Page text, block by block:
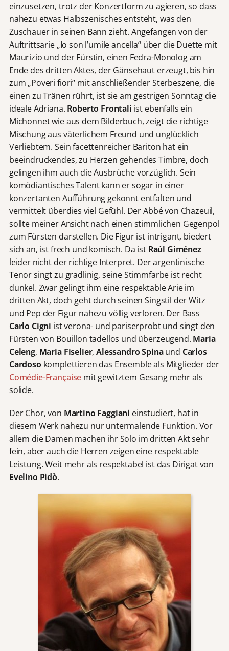
einzusetzen, trotz der Konzertform zu agieren, so dass
nahezu etwas Halbszenisches entsteht, was den
Zuschauer in seinen Bann zieht. Angefangen von der
Auftrittsarie „Io son l’umile ancella“ über die Duette mit
Maurizio und der Fürstin, einen Fedra-Monolog am
Ende des dritten Aktes, der Gänsehaut erzeugt, bis hin
zum „Poveri fiori“ mit anschließender Sterbeszene, die
einen zu Tränen rührt, ist sie am gestrigen Sonntag die
ideale Adriana. Roberto Frontali ist ebenfalls ein
Michonnet wie aus dem Bilderbuch, zeigt die richtige
Mischung aus väterlichem Freund und unglücklich
Verliebtem. Sein facettenreicher Bariton hat ein
beeindruckendes, zu Herzen gehendes Timbre, doch
gelingen ihm auch die Ausbrüche vorzüglich. Sein
komödiantisches Talent kann er sogar in einer
konzertanten Aufführung gekonnt entfalten und
vermittelt überdies viel Gefühl. Der Abbé von Chazeuil,
sollte meiner Ansicht nach einen stimmlichen Gegenpol
zum Fürsten darstellen. Die Figur ist intrigant, biedert
sich an, ist frech und komisch. Da ist Raúl Giménez
leider nicht der richtige Interpret. Der argentinische
Tenor singt zu gradlinig, seine Stimmfarbe ist recht
dunkel. Zwar gelingt ihm eine respektable Arie im
dritten Akt, doch geht durch seinen Singstil der Witz
und Pep der Figur nahezu völlig verloren. Der Bass
Carlo Cigni ist verona- und pariserprobt und singt den
Fürsten von Bouillon tadellos und überzeugend. Maria
Celeng, Maria Fiselier,Alessandro Spinaund Carlos
Cardoso komplettieren das Ensemble als Mitglieder der
Comédie-Française mit gewitztem Gesang mehr als
solide.
Der Chor, von Martino Faggiani einstudiert, hat in
diesem Werk nahezu nur untermalende Funktion. Vor
allem die Damen machen ihr Solo im dritten Akt sehr
fein, aber auch die Herren zeigen eine respektable
Leistung. Weit mehr als respektabel ist das Dirigat von
Evelino Pidò.